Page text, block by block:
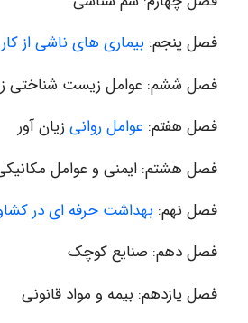
فصل پنجم: بیماری های ناشی از کار
فصل ششم: عوامل زیست شناختی
فصل هفتم: عوامل روانیزیان آور
فصل هشتم: ایمنی و عوامل
فصل نهم: بهداشت حرفه ای در
فصل دهم: صنایع کوچک
فصل یازدهم: بیمه و مواد قانونی